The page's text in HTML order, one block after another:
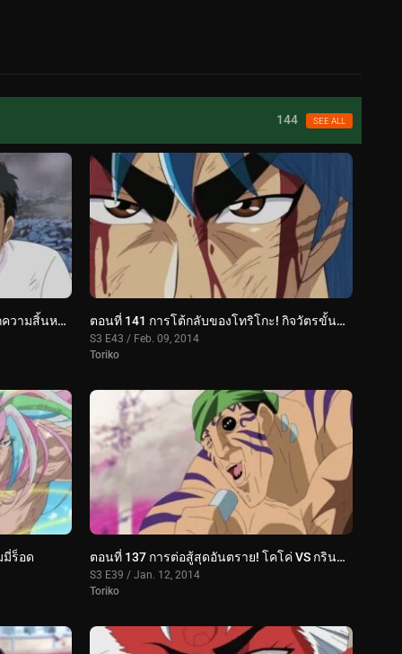
144 SEE ALL
ตอนที่ 142 การโจมตีที่จะกลับมาจากความสิ้นหวัง! สี่ราชาสวรรค์ สุดยอดเทคนิค!! ตอนที่ 141 การโต้กลับของโทริโกะ! กิจวัตรขั้นสุด!!
S3 E43 / Feb. 09, 2014
Toriko
มี่ร็อด ตอนที่ 137 การต่อสู้สุดอันตราย! โคโค่ VS กรินพาร์ช
S3 E39 / Jan. 12, 2014
Toriko